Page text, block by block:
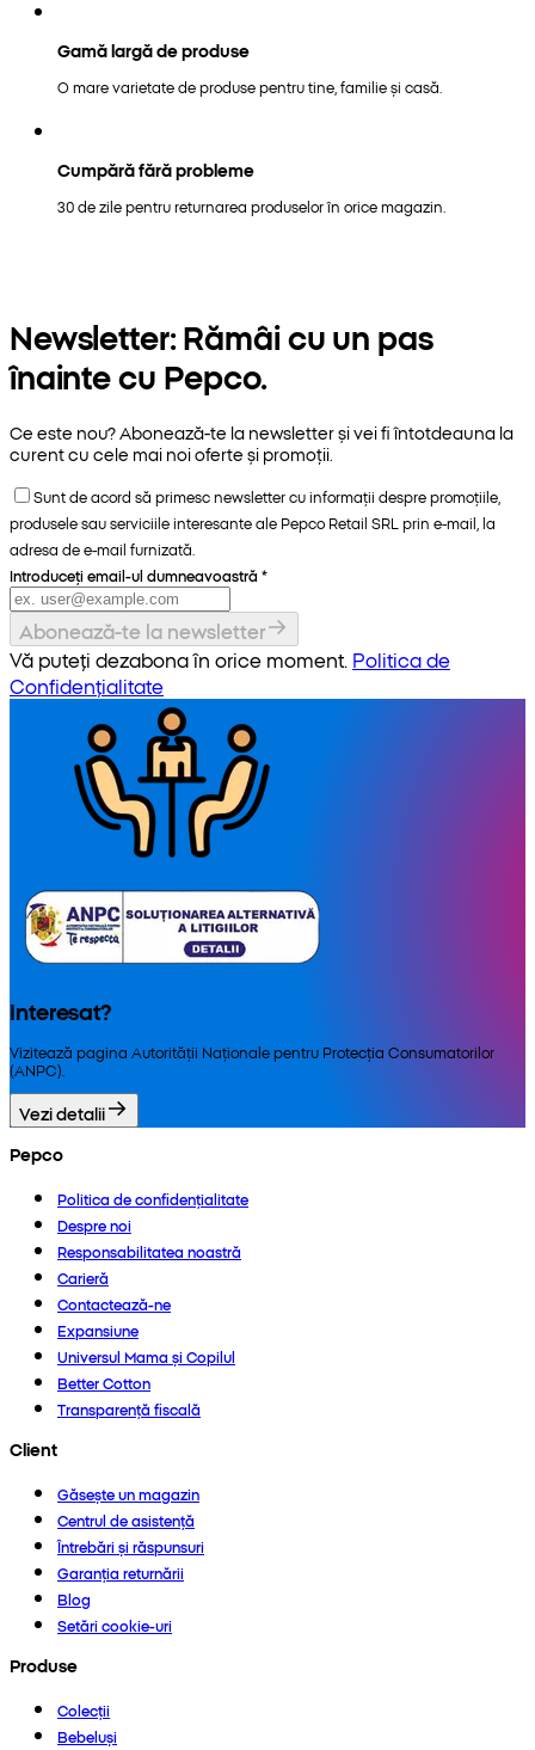
Gamă largă de produse
O mare varietate de produse pentru tine, familie și casă.
Cumpără fără probleme
30 de zile pentru returnarea produselor în orice magazin.
Newsletter: Rămâi cu un pas
înainte cu Pepco.
Ce este nou? Abonează-te la newsletter și vei fi întotdeauna la
curent cu cele mai noi oferte și promoții.
Sunt de acord să primesc newsletter cu informații despre promoțiile,
produsele sau serviciile interesante ale Pepco Retail SRL prin e-mail, la
adresa de e-mail furnizată.
Introduceți email-ul dumneavoastră *
Abonează-te la newsletter
Vă puteți dezabona în orice moment. Politica de
Confidențialitate
Interesat?
Vizitează pagina Autorității Naționale pentru Protecția Consumatorilor
(ANPC).
Vezi detalii
Pepco
Politica de confidențialitate
Despre noi
Responsabilitatea noastră
Carieră
Contactează-ne
Expansiune
Universul Mama și Copilul
Better Cotton
Transparență fiscală
Client
Găsește un magazin
Centrul de asistență
Întrebări și răspunsuri
Garanția returnării
Blog
Setări cookie-uri
Produse
Colecții
Bebeluși